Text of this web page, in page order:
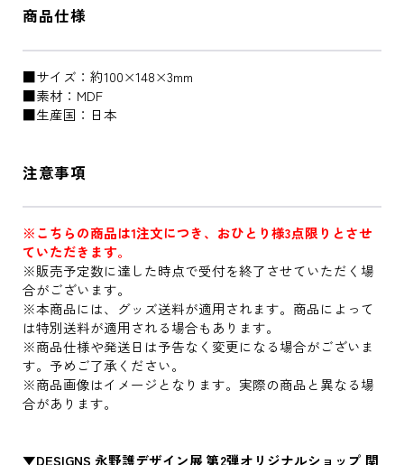
商品仕様
■サイズ：約100×148×3mm
■素材：MDF
■生産国：日本
注意事項
※こちらの商品は1注文につき、おひとり様3点限りとさせ
ていただきます。
※販売予定数に達した時点で受付を終了させていただく場
合がございます。
※本商品には、グッズ送料が適用されます。商品によって
は特別送料が適用される場合もあります。
※商品仕様や発送日は予告なく変更になる場合がございま
す。予めご了承ください。
※商品画像はイメージとなります。実際の商品と異なる場
合があります。
▼DESIGNS 永野護デザイン展 第2弾オリジナルショップ 関